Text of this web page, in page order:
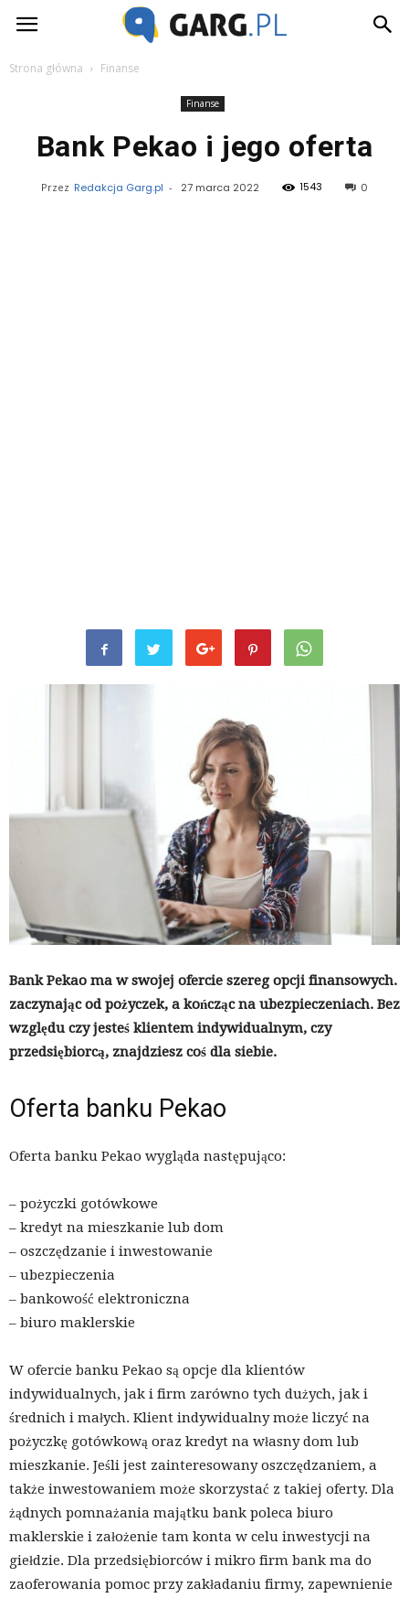
Garg.pl
Strona główna Finanse
Finanse
Bank Pekao i jego oferta
Przez Redakcja Garg.pl - 27 marca 2022 1543 0
Bank Pekao ma w swojej ofercie szereg opcji finansowych.
zaczynając od pożyczek, a kończąc na ubezpieczeniach. Bez
względu czy jesteś klientem indywidualnym, czy
przedsiębiorcą, znajdziesz coś dla siebie.
Oferta banku Pekao
Oferta banku Pekao wygląda następująco:
– pożyczki gotówkowe
– kredyt na mieszkanie lub dom
– oszczędzanie i inwestowanie
– ubezpieczenia
– bankowość elektroniczna
– biuro maklerskie
W ofercie banku Pekao są opcje dla klientów
indywidualnych, jak i firm zarówno tych dużych, jak i
średnich i małych. Klient indywidualny może liczyć na
pożyczkę gotówkową oraz kredyt na własny dom lub
mieszkanie. Jeśli jest zainteresowany oszczędzaniem, a
także inwestowaniem może skorzystać z takiej oferty. Dla
żądnych pomnażania majątku bank poleca biuro
maklerskie i założenie tam konta w celu inwestycji na
giełdzie. Dla przedsiębiorców i mikro firm bank ma do
zaoferowania pomoc przy zakładaniu firmy, zapewnienie